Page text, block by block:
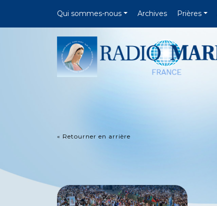
Qui sommes-nous Archives Prières
« Retourner en arrière